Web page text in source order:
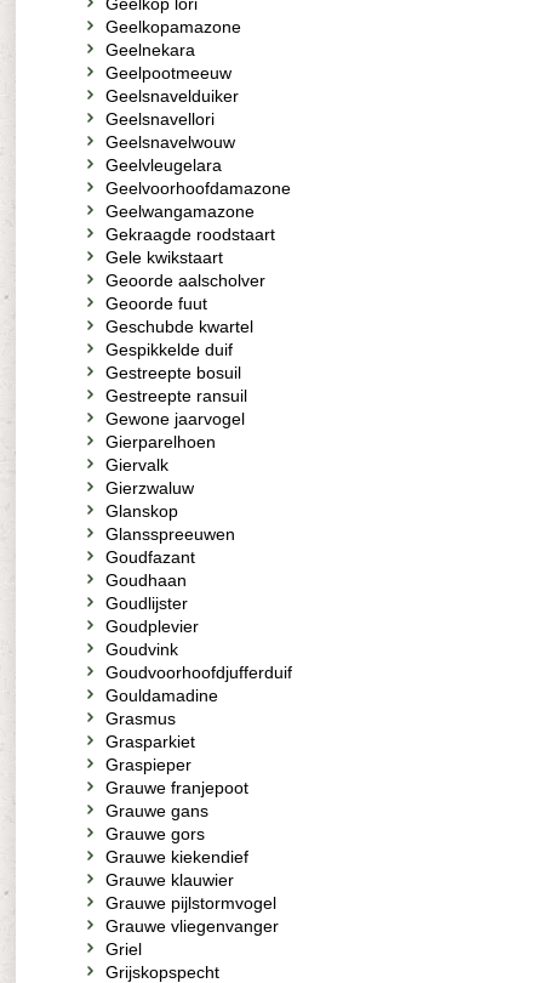
Geelkopamazone
Geelnekara
Geelpootmeeuw
Geelsnavelduiker
Geelsnavellori
Geelsnavelwouw
Geelvleugelara
Geelvoorhoofdamazone
Geelwangamazone
Gekraagde roodstaart
Gele kwikstaart
Geoorde aalscholver
Geoorde fuut
Geschubde kwartel
Gespikkelde duif
Gestreepte bosuil
Gestreepte ransuil
Gewone jaarvogel
Gierparelhoen
Giervalk
Gierzwaluw
Glanskop
Glansspreeuwen
Goudfazant
Goudhaan
Goudlijster
Goudplevier
Goudvink
Goudvoorhoofdjufferduif
Gouldamadine
Grasmus
Grasparkiet
Graspieper
Grauwe franjepoot
Grauwe gans
Grauwe gors
Grauwe kiekendief
Grauwe klauwier
Grauwe pijlstormvogel
Grauwe vliegenvanger
Griel
Grijskopspecht